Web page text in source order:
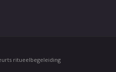
ritueelbegeleiding